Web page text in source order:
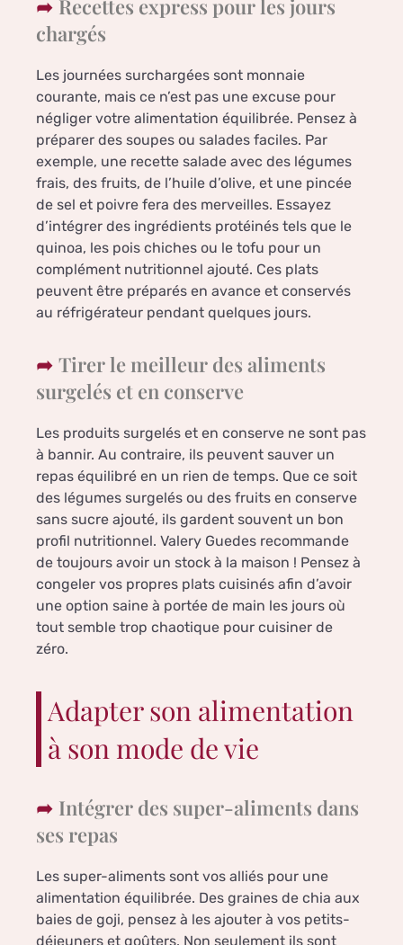
Recettes express pour les jours
chargés
Les journées surchargées sont monnaie
courante, mais ce n’est pas une excuse pour
négliger votre alimentation équilibrée. Pensez à
préparer des soupes ou salades faciles. Par
exemple, une recette salade avec des légumes
frais, des fruits, de l’huile d’olive, et une pincée
de sel et poivre fera des merveilles. Essayez
d’intégrer des ingrédients protéinés tels que le
quinoa, les pois chiches ou le tofu pour un
complément nutritionnel ajouté. Ces plats
peuvent être préparés en avance et conservés
au réfrigérateur pendant quelques jours.
Tirer le meilleur des aliments
surgelés et en conserve
Les produits surgelés et en conserve ne sont pas
à bannir. Au contraire, ils peuvent sauver un
repas équilibré en un rien de temps. Que ce soit
des légumes surgelés ou des fruits en conserve
sans sucre ajouté, ils gardent souvent un bon
profil nutritionnel. Valery Guedes recommande
de toujours avoir un stock à la maison ! Pensez à
congeler vos propres plats cuisinés afin d’avoir
une option saine à portée de main les jours où
tout semble trop chaotique pour cuisiner de
zéro.
Adapter son alimentation
à son mode de vie
Intégrer des super-aliments dans
ses repas
Les super-aliments sont vos alliés pour une
alimentation équilibrée. Des graines de chia aux
baies de goji, pensez à les ajouter à vos petits-
déjeuners et goûters. Non seulement ils sont